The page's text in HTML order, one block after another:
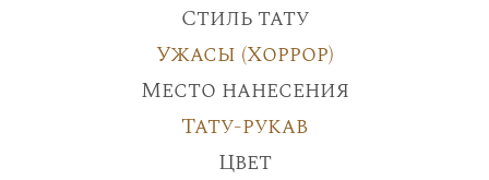
Стиль тату
Ужасы (Хоррор)
Место нанесения
Тату-рукав
Цвет